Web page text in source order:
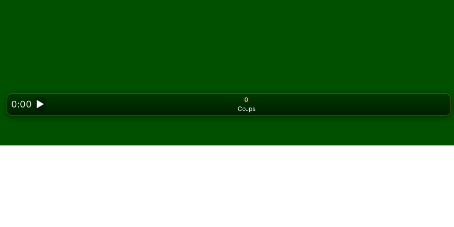
0:00 ▶
0
Coups